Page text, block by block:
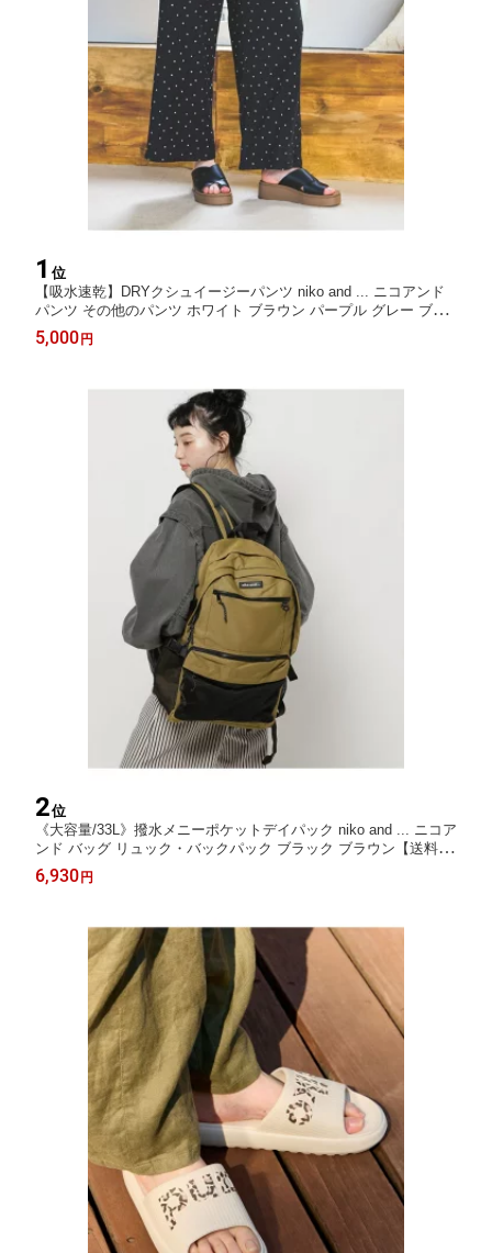
1 位
【吸水速乾】DRYクシュイージーパンツ niko and ... ニコアンド
パンツ その他のパンツ ホワイト ブラウン パープル グレー ブラ
ック ブルー【送料無料】[Rakuten Fashion]
5,000 円
2位
《大容量/33L》撥水メニーポケットデイパック niko and ... ニコア
ンド バッグ リュック・バックパック ブラック ブラウン【送料無
料】[Rakuten Fashion]
6,930 円